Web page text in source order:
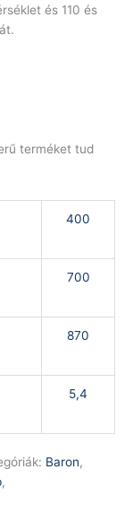
és 110 és
terméket tud
400
700
870
5,4
Baron,
,